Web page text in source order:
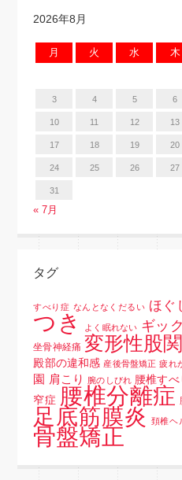
2026年8月
月 火 水 木
3 4 5 6
10 11 12 13
17 18 19 20
24 25 26 27
31
« 7月
タグ
すべり症 なんとなくだるい ほぐ
つき
よく眠れない ギッ
坐骨神経痛 変形性股
殿部の違和感 産後骨盤矯正 疲れ
園 肩こり 腕のしびれ 腰椎す
窄症 腰椎分離症
足底筋膜炎 頚椎ヘ
骨盤矯正